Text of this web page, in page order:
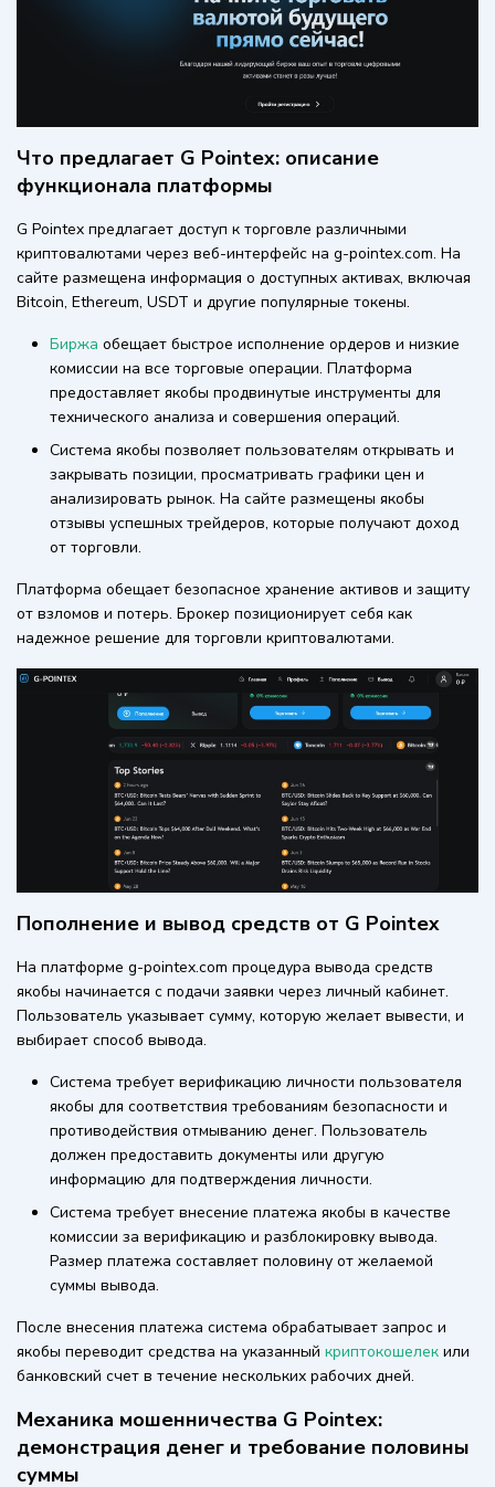
Что предлагает G Pointex: описание
функционала платформы
G Pointex предлагает доступ к торговле различными
криптовалютами через веб-интерфейс на g-pointex.com. На
сайте размещена информация о доступных активах, включая
Bitcoin, Ethereum, USDT и другие популярные токены.
Биржа обещает быстрое исполнение ордеров и низкие
комиссии на все торговые операции. Платформа
предоставляет якобы продвинутые инструменты для
технического анализа и совершения операций.
Система якобы позволяет пользователям открывать и
закрывать позиции, просматривать графики цен и
анализировать рынок. На сайте размещены якобы
отзывы успешных трейдеров, которые получают доход
от торговли.
Платформа обещает безопасное хранение активов и защиту
от взломов и потерь. Брокер позиционирует себя как
надежное решение для торговли криптовалютами.
Пополнение и вывод средств от G Pointex
На платформе g-pointex.com процедура вывода средств
якобы начинается с подачи заявки через личный кабинет.
Пользователь указывает сумму, которую желает вывести, и
выбирает способ вывода.
Система требует верификацию личности пользователя
якобы для соответствия требованиям безопасности и
противодействия отмыванию денег. Пользователь
должен предоставить документы или другую
информацию для подтверждения личности.
Система требует внесение платежа якобы в качестве
комиссии за верификацию и разблокировку вывода.
Размер платежа составляет половину от желаемой
суммы вывода.
После внесения платежа система обрабатывает запрос и
якобы переводит средства на указанный криптокошелек или
банковский счет в течение нескольких рабочих дней.
Механика мошенничества G Pointex:
демонстрация денег и требование половины
суммы